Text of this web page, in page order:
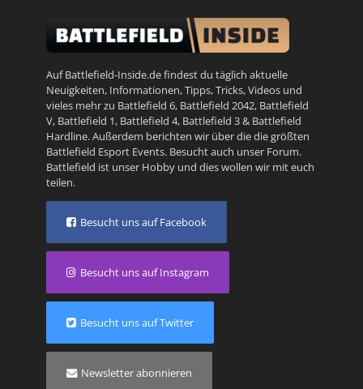
Auf Battlefield-Inside.de findest du täglich aktuelle
Neuigkeiten, Informationen, Tipps, Tricks, Videos und
vieles mehr zu Battlefield 6, Battlefield 2042, Battlefield
V, Battlefield 1, Battlefield 4, Battlefield 3& Battlefield
Hardline. Außerdem berichten wir über die die größten
Battlefield Esport Events. Besucht auch unser Forum.
Battlefield ist unser Hobby und dies wollen wir mit euch
teilen.
Besucht uns auf Facebook
Besucht uns auf Instagram
Besucht uns auf Twitter
Newsletter abonnieren